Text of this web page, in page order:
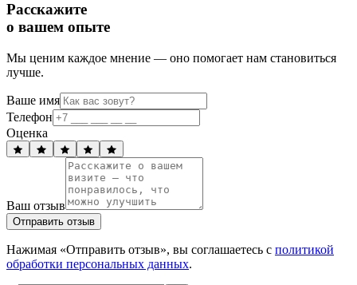
Расскажите
о вашем опыте
Мы ценим каждое мнение — оно помогает нам становиться
лучше.
Ваше имя
Телефон
Оценка
Ваш отзыв
Отправить отзыв
Нажимая «Отправить отзыв», вы соглашаетесь с политикой
обработки персональных данных.